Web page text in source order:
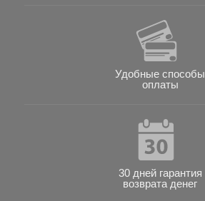
Удобные способы
оплаты
30 дней гарантия
возврата денег